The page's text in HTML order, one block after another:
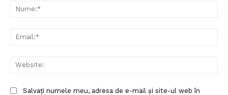
Salvați numele meu, adresa de e-mail și site-ul web în